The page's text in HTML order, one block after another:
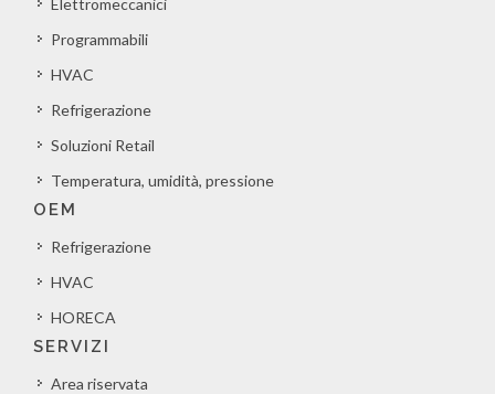
Elettromeccanici
Programmabili
HVAC
Refrigerazione
Soluzioni Retail
Temperatura, umidità, pressione
OEM
Refrigerazione
HVAC
HORECA
SERVIZI
Area riservata